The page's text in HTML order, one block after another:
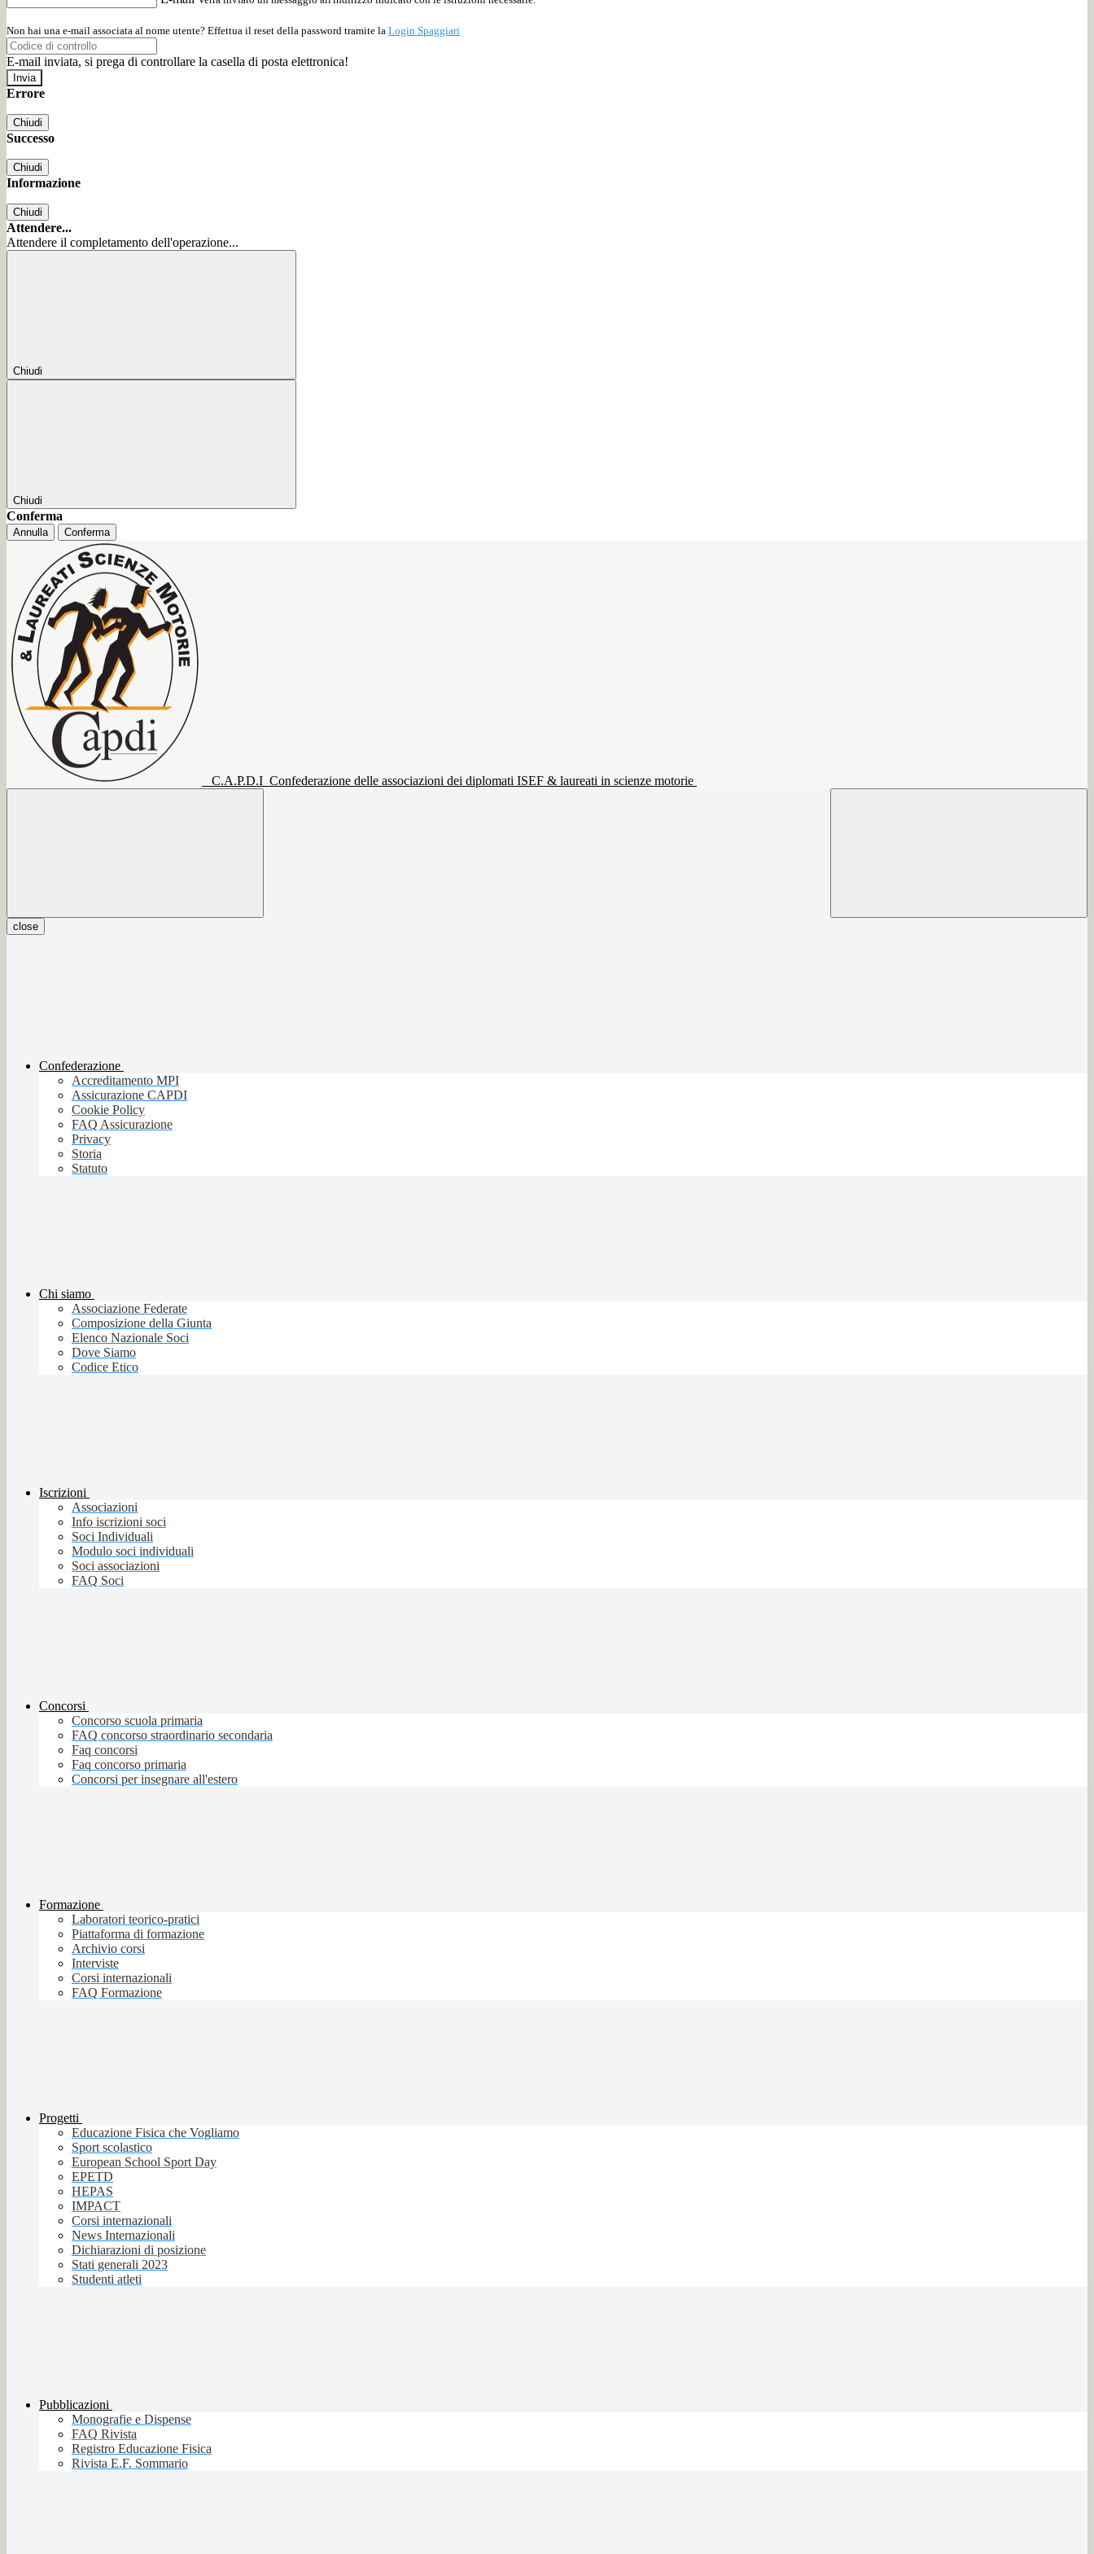
Non hai una e-mail associata al nome utente? Effettua il reset della password tramite la Login Spaggiari
E-mail inviata, si prega di controllare la casella di posta elettronica!
Errore
Chiudi
Successo
Chiudi
Informazione
Chiudi
Attendere...
Attendere il completamento dell'operazione...
Chiudi
Chiudi
Conferma
Annulla Conferma
C.A.P.D.I Confederazione delle associazioni dei diplomati ISEF & laureati in scienze motorie
close
Confederazione
Accreditamento MPI
Assicurazione CAPDI
Cookie Policy
FAQ Assicurazione
Privacy
Storia
Statuto
Chi siamo
Associazione Federate
Composizione della Giunta
Elenco Nazionale Soci
Dove Siamo
Codice Etico
Iscrizioni
Associazioni
Info iscrizioni soci
Soci Individuali
Modulo soci individuali
Soci associazioni
FAQ Soci
Concorsi
Concorso scuola primaria
FAQ concorso straordinario secondaria
Faq concorsi
Faq concorso primaria
Concorsi per insegnare all'estero
Formazione
Laboratori teorico-pratici
Piattaforma di formazione
Archivio corsi
Interviste
Corsi internazionali
FAQ Formazione
Progetti
Educazione Fisica che Vogliamo
Sport scolastico
European School Sport Day
EPETD
HEPAS
IMPACT
Corsi internazionali
News Internazionali
Dichiarazioni di posizione
Stati generali 2023
Studenti atleti
Pubblicazioni
Monografie e Dispense
FAQ Rivista
Registro Educazione Fisica
Rivista E.F. Sommario